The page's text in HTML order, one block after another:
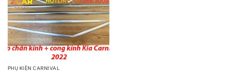
PHỤ KIỆN CARNIVAL